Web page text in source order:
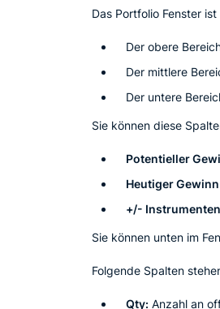
Das Portfolio Fenster
Der obere
Der mittlere
Der untere
Sie können diese
Potentieller
Heutiger Gewinn
+/-
Sie können unten im
Folgende Spalten
Qty: Anzahl an